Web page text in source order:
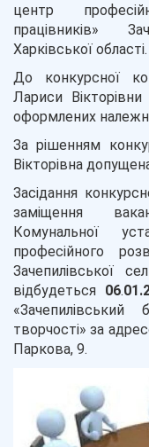
центр
працівників»
Харківської області.
До конкурсної
Лариси
оформлених
За рішенням
Вікторівна
Засідання
заміщення
Комунальної
професійного
Зачепилівської
відбудеться 06.
творчості» за
Паркова, 9.